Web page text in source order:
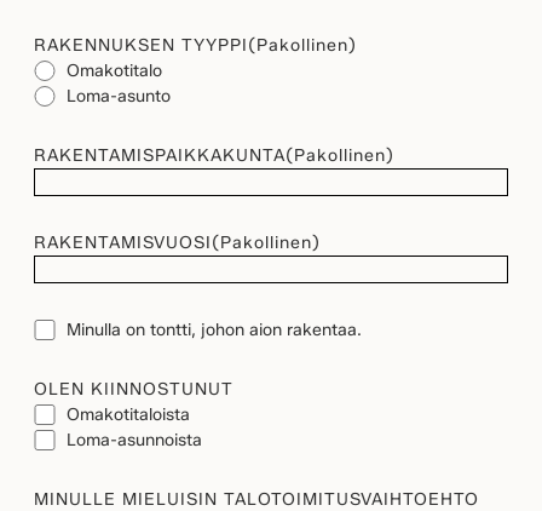
RAKENNUKSEN TYYPPI(Pakollinen)
Omakotitalo
Loma-asunto
RAKENTAMISPAIKKAKUNTA(Pakollinen)
RAKENTAMISVUOSI(Pakollinen)
TONTTIMinulla on tontti, johon aion rakentaa.
OLEN KIINNOSTUNUT
Omakotitaloista
Loma-asunnoista
MINULLE MIELUISIN TALOTOIMITUSVAIHTOEHTO